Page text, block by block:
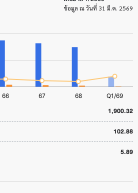
ข้อมูล ณ วันที่ 31 มี.ค. 2569
1,900.32
102.88
5.89